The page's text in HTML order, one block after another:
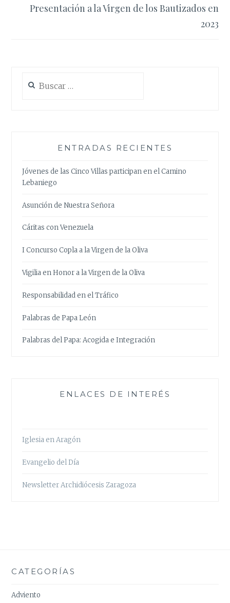
Presentación a la Virgen de los Bautizados en
2023
ENTRADAS RECIENTES
Jóvenes de las Cinco Villas participan en el Camino
Lebaniego
Asunción de Nuestra Señora
Cáritas con Venezuela
I Concurso Copla a la Virgen de la Oliva
Vigilia en Honor a la Virgen de la Oliva
Responsabilidad en el Tráfico
Palabras de Papa León
Palabras del Papa: Acogida e Integración
ENLACES DE INTERÉS
Iglesia en Aragón
Evangelio del Día
Newsletter Archidiócesis Zaragoza
CATEGORÍAS
Adviento